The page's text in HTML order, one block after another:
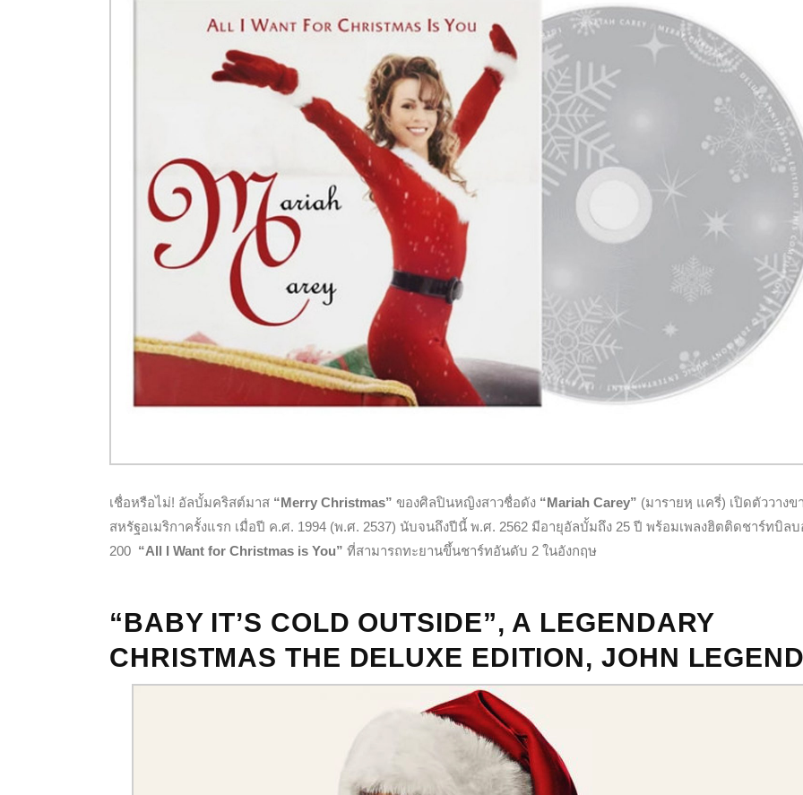
เชื่อหรือไม่! อัลบั้มคริสต์มาส “Merry Christmas” ของศิลปินหญิงสาวชื่อดัง “Mariah Carey” (มารายหฺ แครี่) เปิดตัววางข
สหรัฐอเมริกาครั้งแรก เมื่อปี ค.ศ. 1994 (พ.ศ. 2537) นับจนถึงปีนี้ พ.ศ. 2562 มีอายุอัลบั้มถึง 25 ปี พร้อมเพลงฮิตติดชาร์ทบิลบ
200 “All I Want for Christmas is You” ที่สามารถทะยานขึ้นชาร์ทอันดับ 2 ในอังกฤษ
“BABY IT’S COLD OUTSIDE”, A LEGENDARY
CHRISTMAS THE DELUXE EDITION, JOHN LEGEND